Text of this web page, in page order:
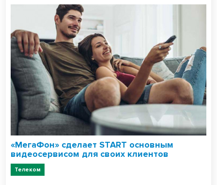
«МегаФон» сделает START основным
видеосервисом для своих клиентов
Телеком